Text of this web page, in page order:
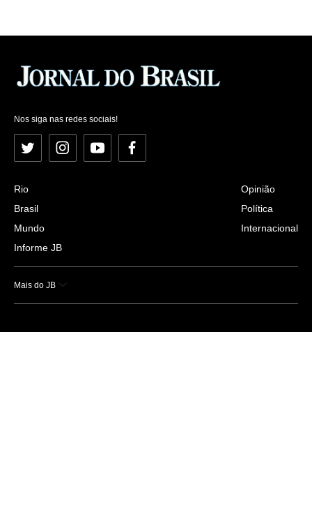
Nos siga nas redes sociais!
Twitter InstagramYouTubeFacebook
Rio
Brasil
Mundo
Informe JB
Opinião
Política
Internacional
Mais do JB
Esportes